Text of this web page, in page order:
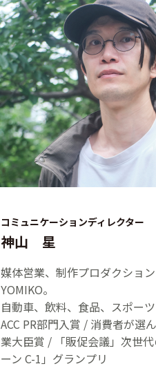
コミュニケーションディレクター
神山 星
媒体営業、制作プロダクショ
YOMIKO。
自動車、飲料、食品、スポー
ACC PR部門入賞 / 消費者が選
業大臣賞 / 「販促会議」次世
ーン C-1」グランプリ